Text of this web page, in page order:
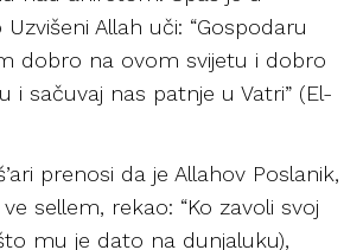
Allah uči: “Gospodaru
dobro na ovom svijetu i dobro
i sačuvaj nas patnje u Vatri” (El-
prenosi da je Allahov Poslanik,
sellem, rekao: “Ko zavoli svoj
mu je dato na dunjaluku),